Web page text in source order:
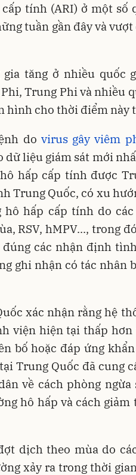
tính (ARI) ở một số
tuần gần đây và vượt
tăng ở nhiều quốc
Trung Phi và nhiều
hình cho thời điểm này
do virus gây viêm
dữ liệu giám sát mới
hấp cấp tính được
Trung Quốc, có xu
hấp cấp tính do
RSV, hMPV..., trong
đúng các nhận định
ghi nhận có tác nhân
xác nhận rằng hệ
viện hiện tại thấp
bố hoặc đáp ứng
Trung Quốc đã cung
về cách phòng ngừa
hô hấp và cách giảm
dịch theo mùa do
xảy ra trong thời